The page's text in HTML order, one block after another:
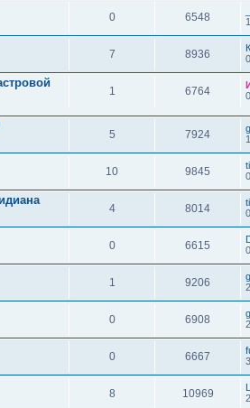
0 6548
7 8936
1 6764
5 7924
10 9845
4 8014
0 6615
1 9206
0 6908
0 6667
8 10969